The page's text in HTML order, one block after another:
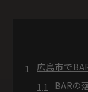
広島市で
BARの